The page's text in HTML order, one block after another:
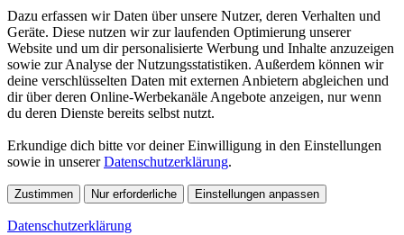
Dazu erfassen wir Daten über unsere Nutzer, deren Verhalten und
Geräte. Diese nutzen wir zur laufenden Optimierung unserer
Website und um dir personalisierte Werbung und Inhalte anzuzeigen
sowie zur Analyse der Nutzungsstatistiken. Außerdem können wir
deine verschlüsselten Daten mit externen Anbietern abgleichen und
dir über deren Online-Werbekanäle Angebote anzeigen, nur wenn
du deren Dienste bereits selbst nutzt.
Erkundige dich bitte vor deiner Einwilligung in den Einstellungen
sowie in unsererDatenschutzerklärung.
Zustimmen Nur erforderliche Einstellungen anpassen
Datenschutzerklärung